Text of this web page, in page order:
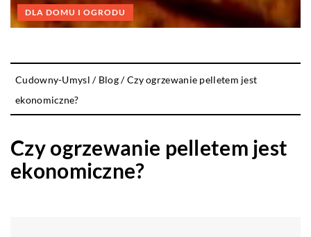
DLA DOMU I OGRODU
Cudowny-Umysl / Blog/Czy ogrzewanie pelletem jest
ekonomiczne?
Czy ogrzewanie pelletem jest
ekonomiczne?